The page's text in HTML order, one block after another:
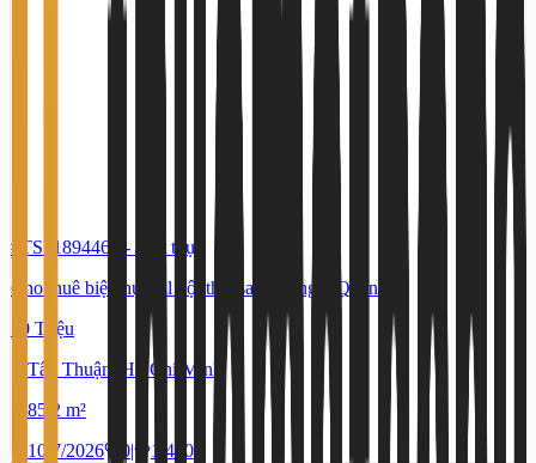
#TS71894465 -
Biệt thự
Cho thuê biệt thự full nội thất sang trọng ở Quận 7
50 Triệu
Tân Thuận, Hồ Chí Minh
85,2 m²
10/7/2026
0| 1.410